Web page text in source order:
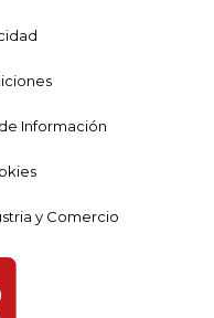
Información
y Comercio